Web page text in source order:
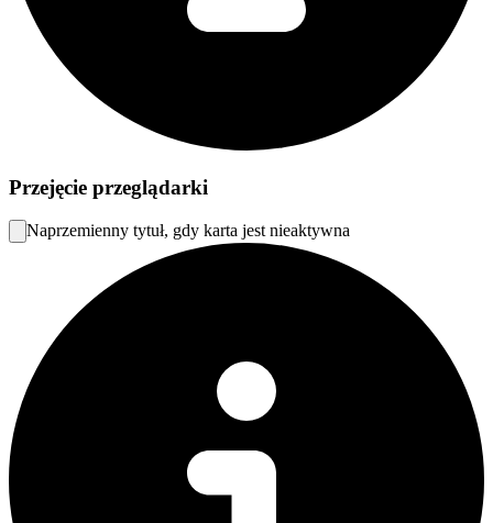
Przejęcie przeglądarki
Naprzemienny tytuł, gdy karta jest nieaktywna